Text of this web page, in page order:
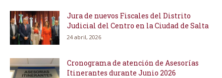
Jura de nuevos Fiscales del Distrito
Judicial del Centro en la Ciudad de Salta
24 abril, 2026
Cronograma de atención de Asesorías
Itinerantes durante Junio 2026